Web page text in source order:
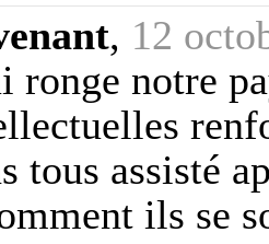
, 12
ronge notre
tous assisté
ils se